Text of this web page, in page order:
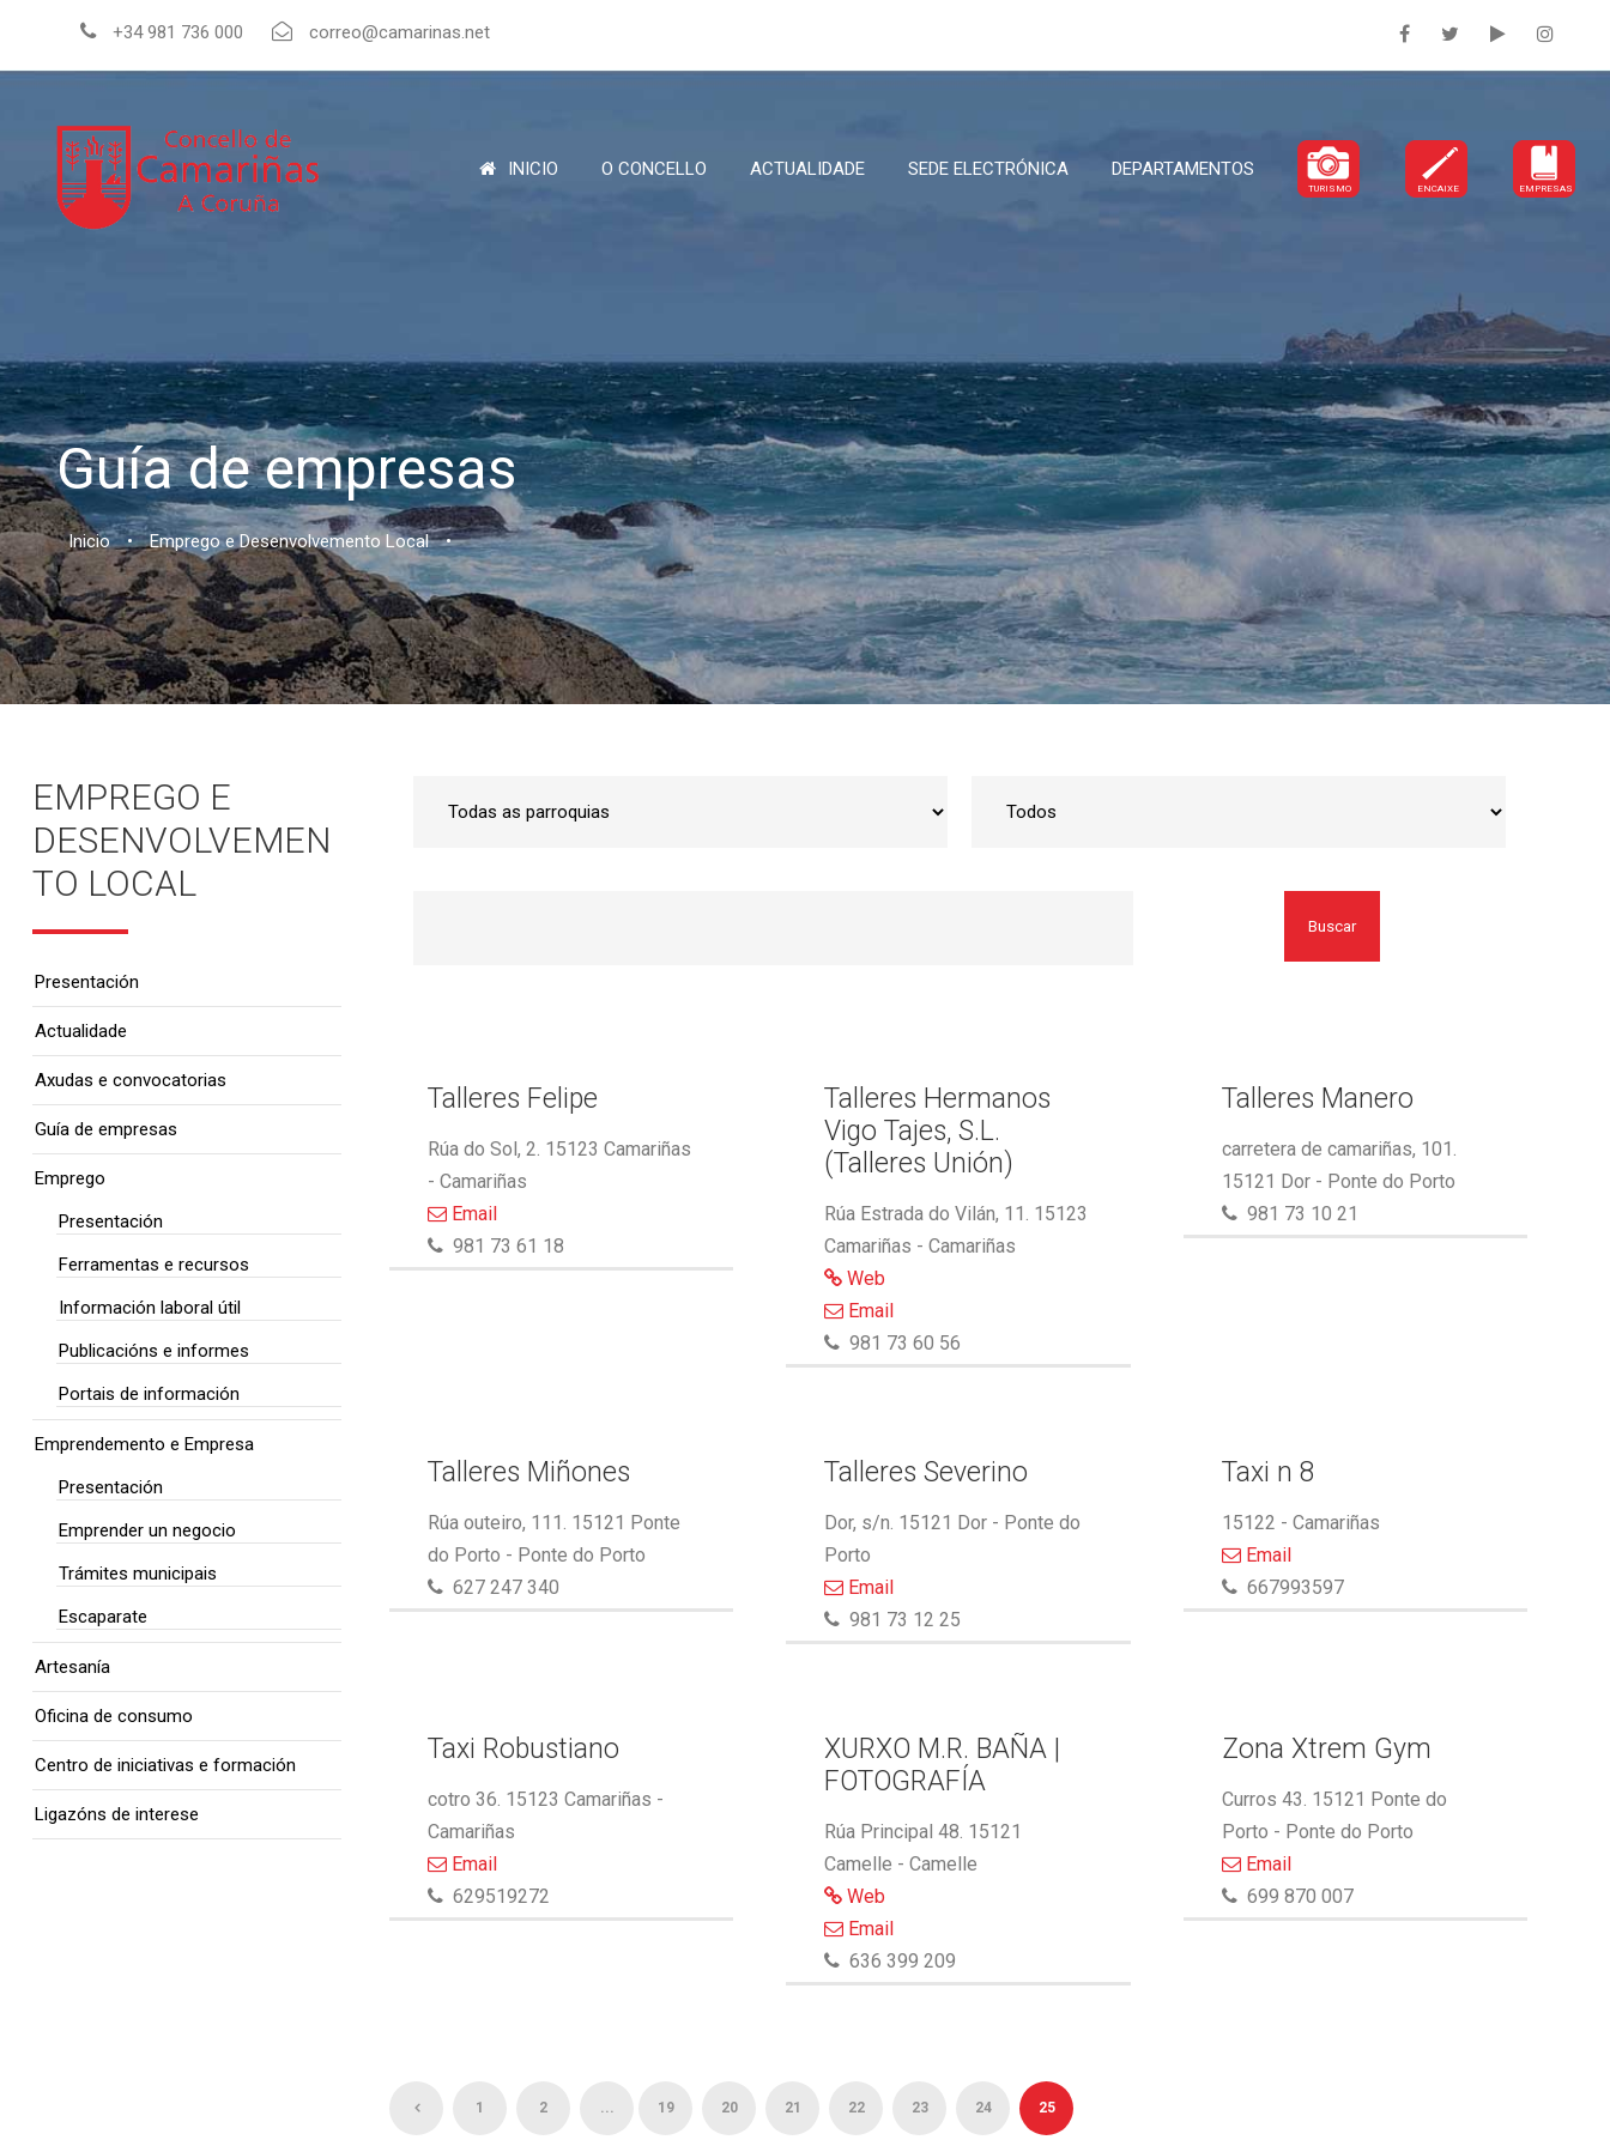
+34 981 736 000 correo@camarinas.net
INICIO O CONCELLO ACTUALIDADE SEDE ELECTRÓNICA DEPARTAMENTOS
TURISMO ENCAIXE EMPRESAS
Guía de empresas
Inicio • Emprego e Desenvolvemento Local •
Buscar
Talleres Felipe
Rúa do Sol, 2. 15123 Camariñas
- Camariñas
Email
981 73 61 18
Talleres Hermanos
Vigo Tajes, S.L.
(Talleres Unión)
Rúa Estrada do Vilán, 11. 15123
Camariñas - Camariñas
Web
Email
981 73 60 56
Talleres Manero
carretera de camariñas, 101.
15121 Dor - Ponte do Porto
981 73 10 21
Talleres Miñones
Rúa outeiro, 111. 15121 Ponte
do Porto - Ponte do Porto
627 247 340
Talleres Severino
Dor, s/n. 15121 Dor - Ponte do
Porto
Email
981 73 12 25
Taxi n 8
15122 - Camariñas
Email
667993597
Taxi Robustiano
cotro 36. 15123 Camariñas -
Camariñas
Email
629519272
XURXO M.R. BAÑA |
FOTOGRAFÍA
Rúa Principal 48. 15121
Camelle - Camelle
Web
Email
636 399 209
Zona Xtrem Gym
Curros 43. 15121 Ponte do
Porto - Ponte do Porto
Email
699 870 007
1 2 ... 19 20 21 22 23 24 25
EMPREGO E
DESENVOLVEMEN
TO LOCAL
Presentación
Actualidade
Axudas e convocatorias
Guía de empresas
Emprego
Presentación
Ferramentas e recursos
Información laboral útil
Publicacións e informes
Portais de información
Emprendemento e Empresa
Presentación
Emprender un negocio
Trámites municipais
Escaparate
Artesanía
Oficina de consumo
Centro de iniciativas e formación
Ligazóns de interese